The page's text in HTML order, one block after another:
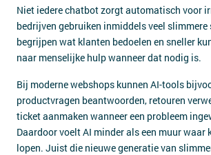
Niet iedere chatbot zorgt automatisch voor
bedrijven gebruiken inmiddels veel slimmere
begrijpen wat klanten bedoelen en sneller
naar menselijke hulp wanneer dat nodig is.
Bij moderne webshops kunnen AI-tools
productvragen beantwoorden, retouren
ticket aanmaken wanneer een probleem
Daardoor voelt AI minder als een muur waar
lopen. Juist die nieuwe generatie van